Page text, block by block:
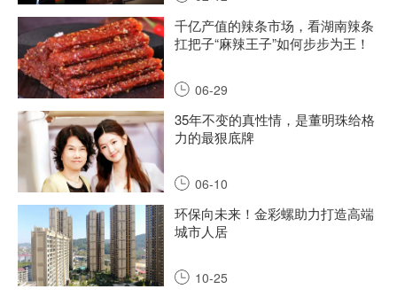
千亿产值的辣条市场，看湖南辣条
扛把子“麻辣王子”如何步步为王！
06-29
35年不变的真性情，是董明珠给格
力的最狠底牌
06-10
环保向未来！金彩螺助力打造高端
城市人居
10-25